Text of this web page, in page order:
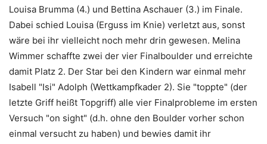
Louisa Brumma (4.) und Bettina Aschauer (3.) im Finale.
Dabei schied Louisa (Erguss im Knie) verletzt aus, sonst
wäre bei ihr vielleicht noch mehr drin gewesen. Melina
Wimmer schaffte zwei der vier Finalboulder und erreichte
damit Platz 2. Der Star bei den Kindern war einmal mehr
Isabell "Isi" Adolph (Wettkampfkader 2). Sie "toppte" (der
letzte Griff heißt Topgriff) alle vier Finalprobleme im ersten
Versuch "on sight" (d.h. ohne den Boulder vorher schon
einmal versucht zu haben) und bewies damit ihr